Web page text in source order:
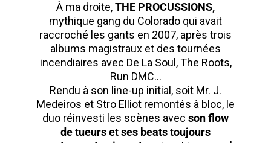
À ma droite,THE PROCUSSIONS,
mythique gang du Colorado qui avait
raccroché les gants en 2007, après trois
albums magistraux et des tournées
incendiaires avec De La Soul, The Roots,
Run DMC…
Rendu à son line-up initial, soit Mr. J.
Medeiros et Stro Elliot remontés à bloc, le
duo réinvesti les scènes avec son flow
de tueurs et ses beats toujours